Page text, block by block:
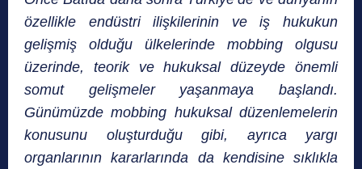
özellikle endüstri ilişkilerinin ve iş hukukun
gelişmiş olduğu ülkelerinde mobbing olgusu
üzerinde, teorik ve hukuksal düzeyde önemli
somut gelişmeler yaşanmaya başlandı.
Günümüzde mobbing hukuksal düzenlemelerin
konusunu oluşturduğu gibi, ayrıca yargı
organlarının kararlarında da kendisine sıklıkla